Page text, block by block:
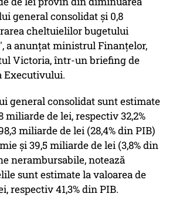
general consolidat şi 0,8
cheltuielilor bugetului
a anunţat ministrul Finanţelor,
Victoria, într-un briefing de
Executivului.
general consolidat sunt estimate
miliarde de lei, respectiv 32,2%
miliarde de lei (28,4% din PIB)
şi 39,5 miliarde de lei (3,8% din
nerambursabile, notează
sunt estimate la valoarea de
respectiv 41,3% din PIB.